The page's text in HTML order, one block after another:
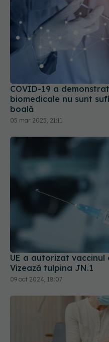
COVID-19 a
biomedicale nu sunt
boală
05 mar 2025, 21:11
UE a autorizat vaccinul
Vizează tulpina JN.1
09 oct 2024, 18:07